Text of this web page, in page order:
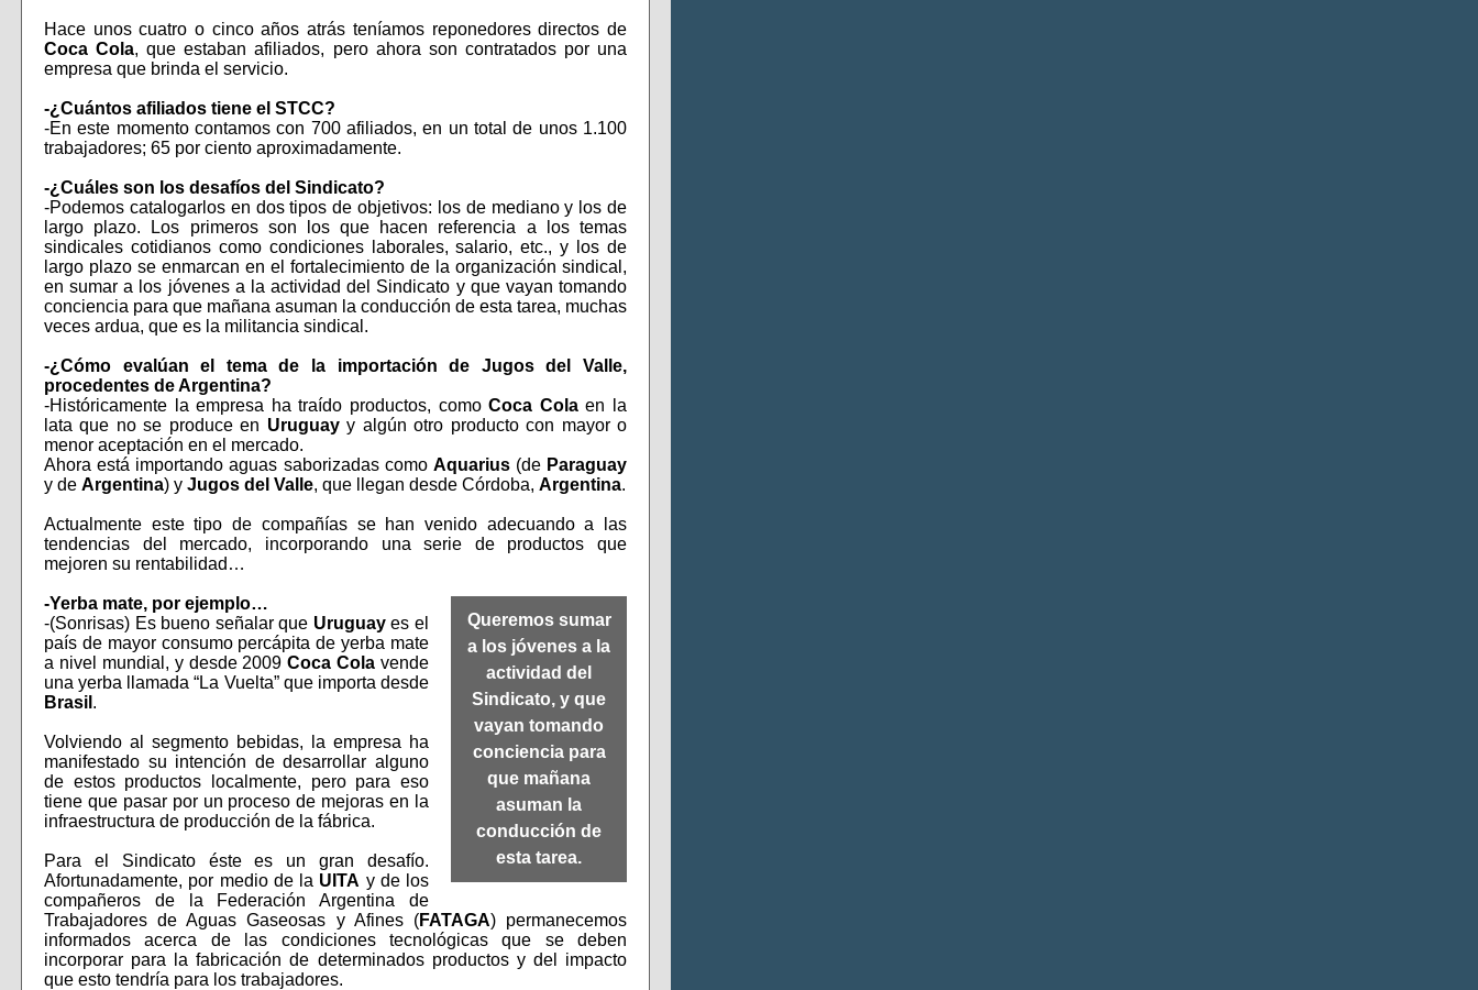
Hace unos cuatro o cinco años atrás teníamos reponedores directos de
Coca Cola, que estaban afiliados, pero ahora son contratados por una
empresa que brinda el servicio.
-¿Cuántos afiliados tiene el STCC?
-En este momento contamos con 700 afiliados, en un total de unos 1.100
trabajadores; 65 por ciento aproximadamente.
-¿Cuáles son los desafíos del Sindicato?
-Podemos catalogarlos en dos tipos de objetivos: los de mediano y los de
largo plazo. Los primeros son los que hacen referencia a los temas
sindicales cotidianos como condiciones laborales, salario, etc., y los de
largo plazo se enmarcan en el fortalecimiento de la organización sindical,
en sumar a los jóvenes a la actividad del Sindicato y que vayan tomando
conciencia para que mañana asuman la conducción de esta tarea, muchas
veces ardua, que es la militancia sindical.
-¿Cómo evalúan el tema de la importación de Jugos del Valle,
procedentes de Argentina?
-Históricamente la empresa ha traído productos, comoCoca Colaen la
lata que no se produce en Uruguayy algún otro producto con mayor o
menor aceptación en el mercado.
Ahora está importando aguas saborizadas como Aquarius(de Paraguay
y de Argentina) y Jugos del Valle, que llegan desde Córdoba, Argentina.
Actualmente este tipo de compañías se han venido adecuando a las
tendencias del mercado, incorporando una serie de productos que
mejoren su rentabilidad…
Queremos sumar
a los jóvenes a la
actividad del
Sindicato, y que
vayan tomando
conciencia para
que mañana
asuman la
conducción de
esta tarea.
-Yerba mate, por ejemplo…
-(Sonrisas) Es bueno señalar que Uruguayes el
país de mayor consumo percápita de yerba mate
a nivel mundial, y desde 2009Coca Cola vende
una yerba llamada “La Vuelta” que importa desde
Brasil .
Volviendo al segmento bebidas, la empresa ha
manifestado su intención de desarrollar alguno
de estos productos localmente, pero para eso
tiene que pasar por un proceso de mejoras en la
infraestructura de producción de la fábrica.
Para el Sindicato éste es un gran desafío.
Afortunadamente, por medio de la UITA y de los
compañeros de la Federación Argentina de
Trabajadores de Aguas Gaseosas y Afines (FATAGA) permanecemos
informados acerca de las condiciones tecnológicas que se deben
incorporar para la fabricación de determinados productos y del impacto
que esto tendría para los trabajadores.